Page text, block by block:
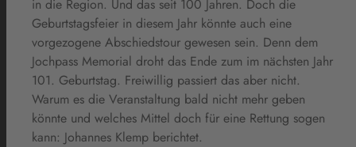
in die Region. Und das seit 100 Jahren. Doch die
Geburtstagsfeier in diesem Jahr könnte auch eine
vorgezogene Abschiedstour gewesen sein. Denn dem
Jochpass Memorial droht das Ende zum im nächsten Jahr
101. Geburtstag. Freiwillig passiert das aber nicht.
Warum es die Veranstaltung bald nicht mehr geben
könnte und welches Mittel doch für eine Rettung sogen
kann: Johannes Klemp berichtet.